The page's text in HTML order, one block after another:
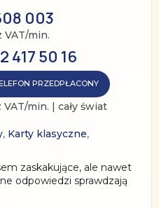
003
VAT/min.
417 50 16
PRZEDPŁACONY
VAT/min. | cały świat
, Karty klasyczne,
zaskakujące, ale nawet
odpowiedzi sprawdzają